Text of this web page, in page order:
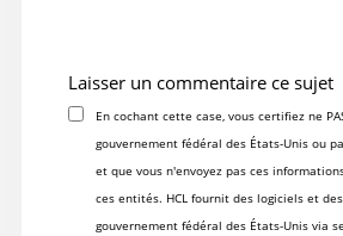
Laisser un commentaire ce sujet
En cochant cette case, vous certifiez ne
gouvernement fédéral des États-Unis ou
et que vous n'envoyez pas ces
ces entités. HCL fournit des logiciels et
gouvernement fédéral des États-Unis via